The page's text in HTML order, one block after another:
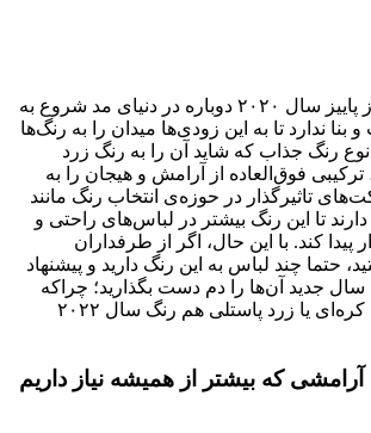
این رنگ زرد ملایم، از پاییز سال ۲۰۲۰ دوباره در دنیای مد شروع به
ندارد تا به این زودی‌ها میدان را به رنگ‌ها
نوع رنگ جذاب که شاید آن را به رنگ زرد
فوق‌العاده از آرامش و هیجان را به
تاثیرگذار در حوزه‌ی انتخاب رنگ مانند
دارند تا این رنگ بیشتر در لباس‌های راحتی و
کند. با این حال، اگر از طرفداران
حتما چند لباس به این رنگ دارید و پیشنهاد
جدید آن‌ها را دم دست بگذارید؛ چراکه
همان‌طور که گفتیم، کره‌ای یا زرد پاستلی هم رنگ سال ۲۰۲۲